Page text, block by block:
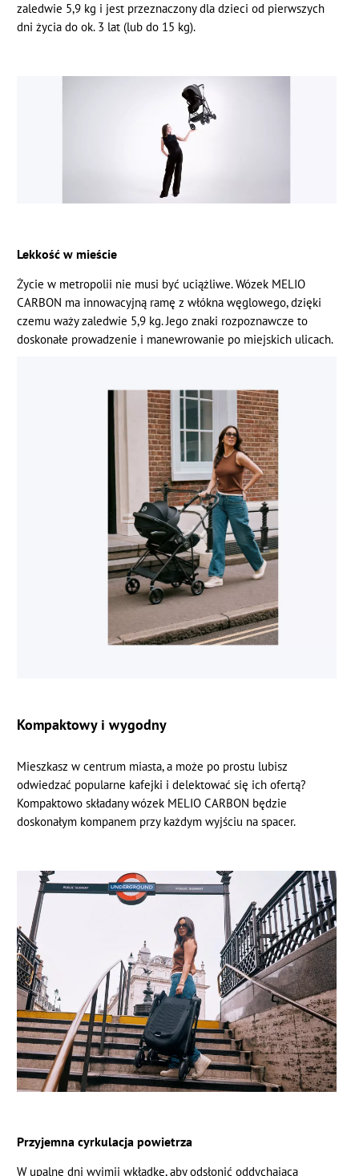
zaledwie 5,9 kg i jest przeznaczony dla dzieci od pierwszych
dni życia do ok. 3 lat (lub do 15 kg).
Lekkość w mieście
Życie w metropolii nie musi być uciążliwe. Wózek MELIO
CARBON ma innowacyjną ramę z włókna węglowego, dzięki
czemu waży zaledwie 5,9 kg. Jego znaki rozpoznawcze to
doskonałe prowadzenie i manewrowanie po miejskich ulicach.
Kompaktowy i wygodny
Mieszkasz w centrum miasta, a może po prostu lubisz
odwiedzać popularne kafejki i delektować się ich ofertą?
Kompaktowo składany wózek MELIO CARBON będzie
doskonałym kompanem przy każdym wyjściu na spacer.
Przyjemna cyrkulacja powietrza
W upalne dni wyjmij wkładkę, aby odsłonić oddychającą